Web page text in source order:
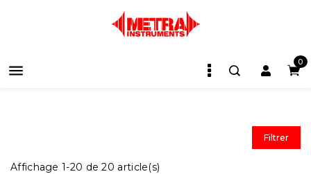
 0
Filtrer
Affichage 1-20 de 20 article(s)